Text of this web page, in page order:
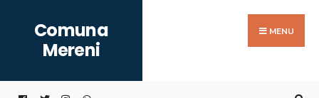
content
Comuna
Mereni
MENU
for: